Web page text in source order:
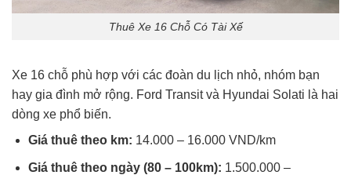
Thuê Xe 16 Chỗ Có Tài Xế
Xe 16 chỗ phù hợp với các đoàn du lịch nhỏ, nhóm bạn
hay gia đình mở rộng. Ford Transit và Hyundai Solati là hai
dòng xe phổ biến.
Giá thuê theo km: 14.000 – 16.000 VND/km
Giá thuê theo ngày (80 – 100km): 1.500.000 –